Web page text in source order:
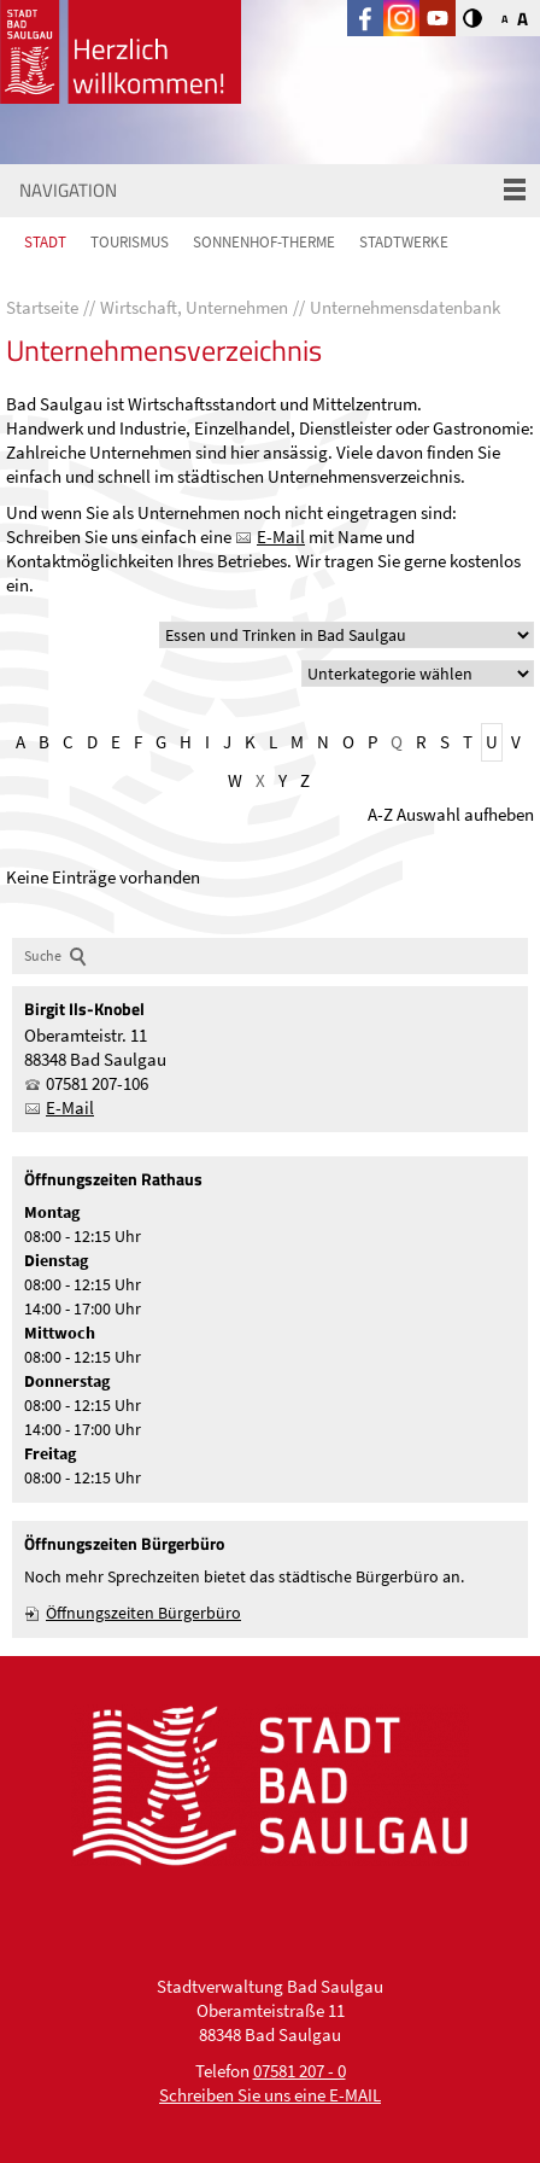
A A
NAVIGATION
STADT TOURISMUS SONNENHOF-THERME STADTWERKE
Startseite Wirtschaft, Unternehmen Unternehmensdatenbank
Unternehmensverzeichnis
Bad Saulgau ist Wirtschaftsstandort und Mittelzentrum.
Handwerk und Industrie, Einzelhandel, Dienstleister oder Gastronomie:
Zahlreiche Unternehmen sind hier ansässig. Viele davon finden Sie
einfach und schnell im städtischen Unternehmensverzeichnis.
Und wenn Sie als Unternehmen noch nicht eingetragen sind:
Schreiben Sie uns einfach eine
E-Mail mit Name und
Kontaktmöglichkeiten Ihres Betriebes. Wir tragen Sie gerne kostenlos
ein.
A B C D E F G H I J K L M N O P Q R S T U
V
W
X Y
Z
A-Z Auswahl aufheben
Keine Einträge vorhanden
Suche
BirgitIls-Knobel
Oberamteistr. 11
88348 Bad Saulgau
07581 207-106
E-Mail
Öffnungszeiten Rathaus
Montag
08:00 - 12:15 Uhr
Dienstag
08:00 - 12:15 Uhr
14:00 - 17:00 Uhr
Mittwoch
08:00 - 12:15 Uhr
Donnerstag
08:00 - 12:15 Uhr
14:00 - 17:00 Uhr
Freitag
08:00 - 12:15 Uhr
Öffnungszeiten Bürgerbüro
Noch mehr Sprechzeiten bietet das städtische Bürgerbüro an.
Öffnungszeiten Bürgerbüro
Stadtverwaltung Bad Saulgau
Oberamteistraße 11
88348 Bad Saulgau
Telefon 07581 207 - 0
Schreiben Sie uns eine E-MAIL